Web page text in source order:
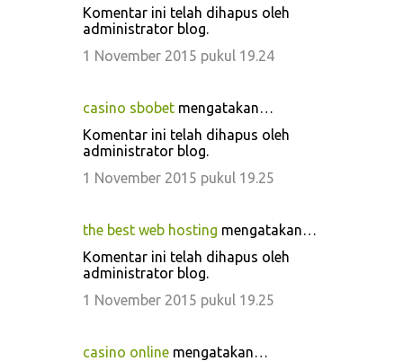
Komentar ini telah dihapus oleh
administrator blog.
1 November 2015 pukul 19.24
casino sbobet mengatakan…
Komentar ini telah dihapus oleh
administrator blog.
1 November 2015 pukul 19.25
the best web hosting mengatakan…
Komentar ini telah dihapus oleh
administrator blog.
1 November 2015 pukul 19.25
casino online mengatakan…